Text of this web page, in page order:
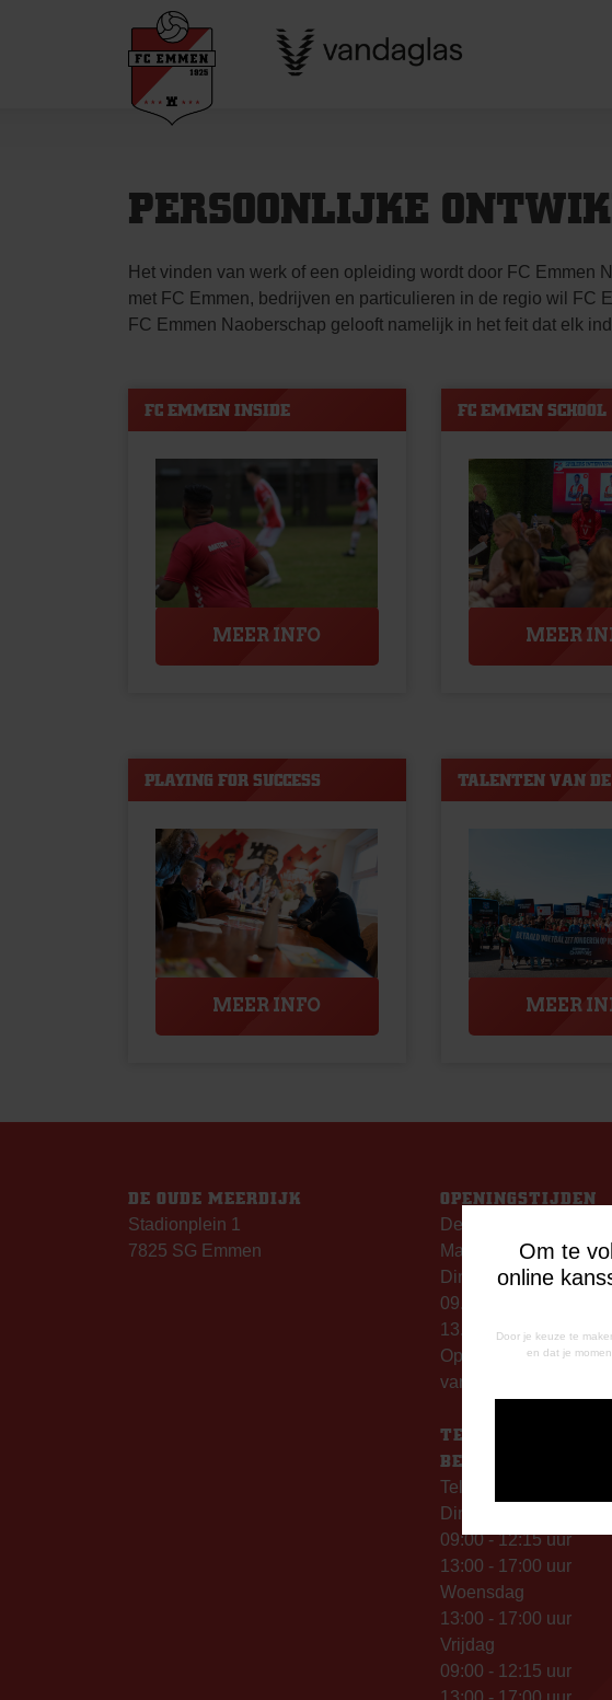
Om te
online
Door je keuze te
en dat je
PERSOONLIJKE
Het vinden van werk of een opleiding wordt door FC Emmen
met FC Emmen, bedrijven en particulieren in de regio wil FC
FC Emmen Naoberschap gelooft namelijk in het feit dat elk
FC EMMEN INSIDE
MEER INFO
FC EMMEN SCHOOL
MEER
PLAYING FOR SUCCESS
MEER INFO
TALENTEN VAN
MEER
DE OUDE MEERDIJK
Stadionplein 1
7825 SG Emmen
OPENINGSTIJDEN
De Oude Meerdijk
Maandag: 09.00 –
Dinsdag t/m vrijdag:
09.00 – 12.15 uur
13.00 – 17.00 uur
Op
vanaf 13.00 uur (i.p.v.
TELEFONISCHE
BEREIKBAARHEID
Telefonisch bereikbaar
Dinsdag
09:00 - 12:15 uur
13:00 - 17:00 uur
Woensdag
13:00 - 17:00 uur
Vrijdag
09:00 - 12:15 uur